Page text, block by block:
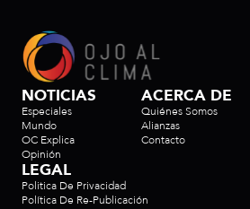
NOTICIAS
Especiales
Mundo
OC Explica
Opinión
ACERCA DE
Quiénes Somos
Alianzas
Contacto
LEGAL
Politica De Privacidad
Política De Re-Publicación